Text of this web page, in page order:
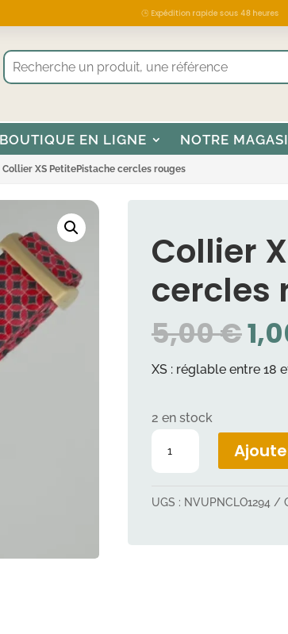
🕒 Expédition rapide sous 48
BOUTIQUE EN LIGNE NOTRE
Collier XS PetitePistache cercles rouges
Collier
cercles
5,00€LE
XS : réglable entre 18
2 en stock
quantité
XS
cercles
UGS : NVUPNCLO1294